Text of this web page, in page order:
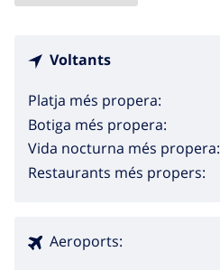
Voltants
Platja més propera:
Botiga més propera:
Vida nocturna més propera:
Restaurants més propers:
Aeroports: